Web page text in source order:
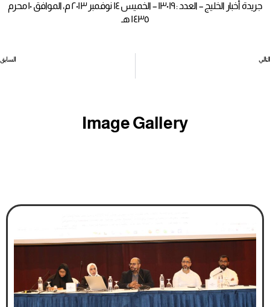
جريدة أخبار الخليج – العدد : ١٣٠١٩ – الخميس ١٤ نوفمبر ٢٠١٣ م، الموافق ١٠ محرم
١٤٣٥ هـ
السابق التالي
Image Gallery